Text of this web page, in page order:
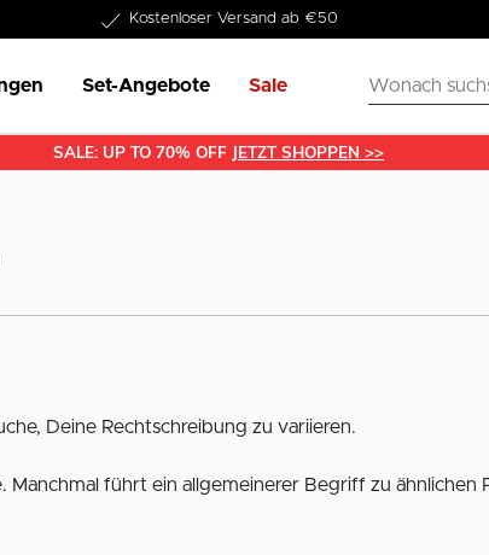
Kostenloser Versand ab €50
Set-Angebote Sale
SALE: UP TO 70% OFF JETZT SHOPPEN >>
Deine Rechtschreibung zu variieren.
führt ein allgemeinerer Begriff zu ähnlichen